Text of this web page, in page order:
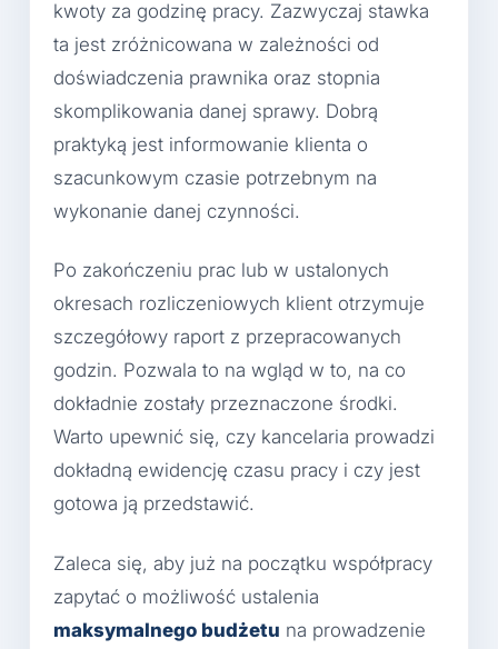
kwoty za godzinę pracy. Zazwyczaj stawka
ta jest zróżnicowana w zależności od
doświadczenia prawnika oraz stopnia
skomplikowania danej sprawy. Dobrą
praktyką jest informowanie klienta o
szacunkowym czasie potrzebnym na
wykonanie danej czynności.
Po zakończeniu prac lub w ustalonych
okresach rozliczeniowych klient otrzymuje
szczegółowy raport z przepracowanych
godzin. Pozwala to na wgląd w to, na co
dokładnie zostały przeznaczone środki.
Warto upewnić się, czy kancelaria prowadzi
dokładną ewidencję czasu pracy i czy jest
gotowa ją przedstawić.
Zaleca się, aby już na początku współpracy
zapytać o możliwość ustalenia
maksymalnego budżetu na prowadzenie